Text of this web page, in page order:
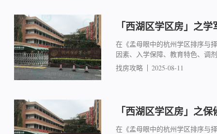
「西湖区学区房」之
在《孟母眼中的杭州学区排序与
因素、入学保障、教育特色、调
找房攻略
2025-08-11
「西湖区学区房」之
在《孟母眼中的杭州学区排序与